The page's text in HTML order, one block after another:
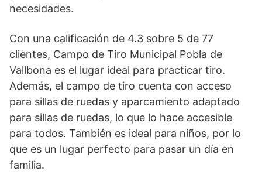
necesidades.
Con una calificación de 4.3 sobre 5 de 77
clientes, Campo de Tiro Municipal Pobla de
Vallbona es el lugar ideal para practicar tiro.
Además, el campo de tiro cuenta con acceso
para sillas de ruedas y aparcamiento adaptado
para sillas de ruedas, lo que lo hace accesible
para todos. También es ideal para niños, por lo
que es un lugar perfecto para pasar un día en
familia.